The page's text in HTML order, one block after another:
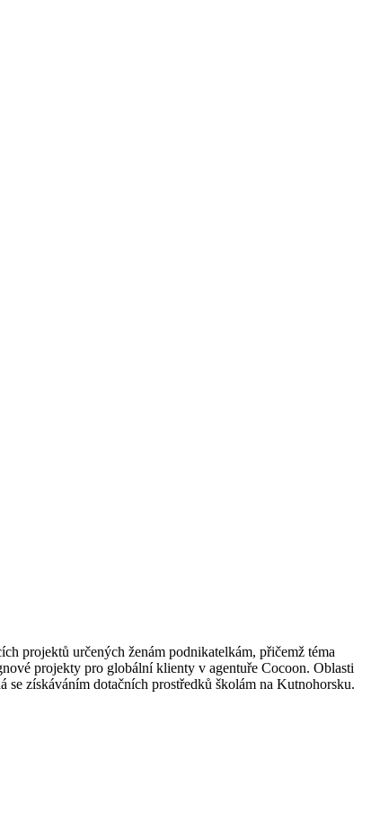
projektů určených ženám podnikatelkám, přičemž téma
projekty pro globální klienty v agentuře Cocoon. Oblasti
získáváním dotačních prostředků školám na Kutnohorsku.